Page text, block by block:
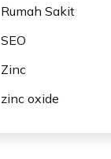
Rumah Sakit
SEO
Zinc
zinc oxide